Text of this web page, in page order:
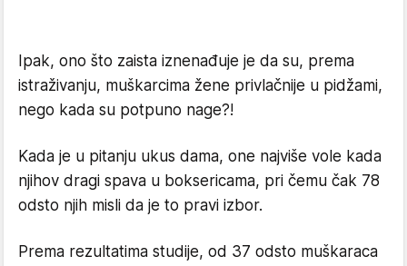
Ipak, ono što zaista iznenađuje je da su, prema
istraživanju, muškarcima žene privlačnije u pidžami,
nego kada su potpuno nage?!
Kada je u pitanju ukus dama, one najviše vole kada
njihov dragi spava u boksericama, pri čemu čak 78
odsto njih misli da je to pravi izbor.
Prema rezultatima studije, od 37 odsto muškaraca